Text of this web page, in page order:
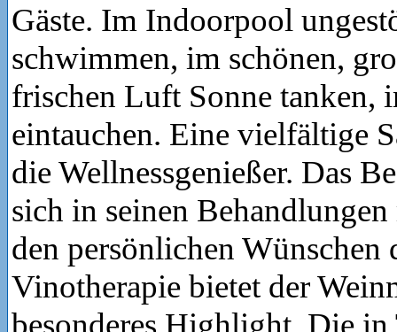
Gäste. Im Indoorpool
schwimmen, im schönen,
frischen Luft Sonne tanken,
eintauchen. Eine vielfältige
die Wellnessgenießer. Das
sich in seinen
den persönlichen Wünschen
Vinotherapie bietet der
besonderes Highlight. Die in